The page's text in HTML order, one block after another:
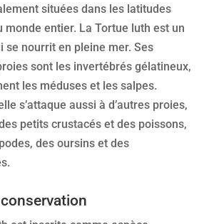
situées dans les latitudes
monde entier. La Tortue luth est un
se nourrit en pleine mer. Ses
sont les invertébrés gélatineux,
les méduses et les salpes.
s’attaque aussi à d’autres proies,
petits crustacés et des poissons,
des oursins et des